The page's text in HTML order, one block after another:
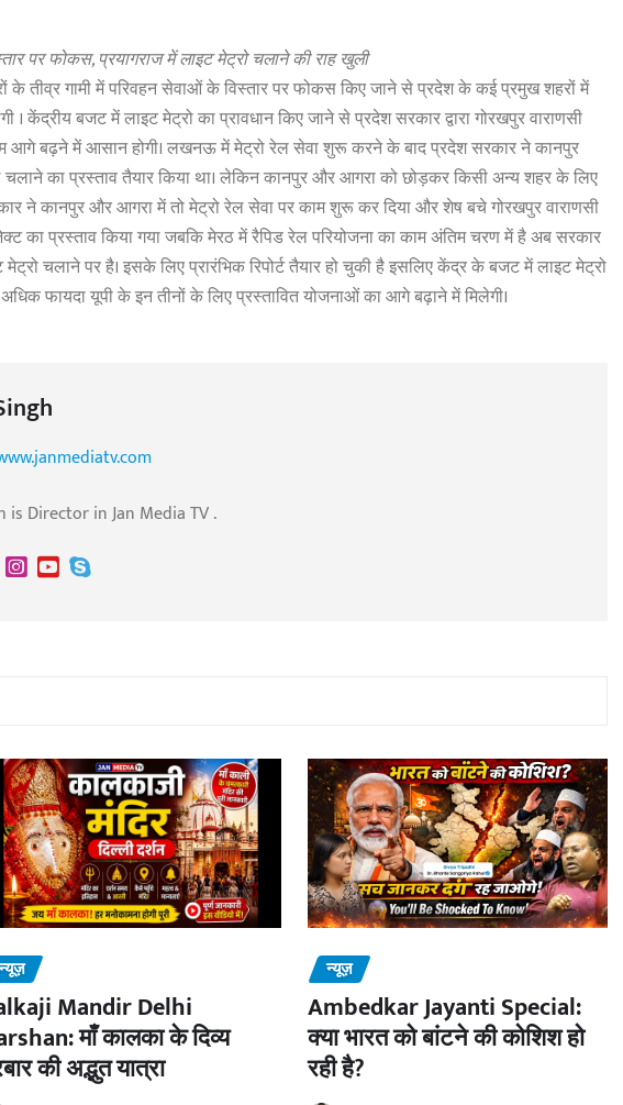
पर फोकस, प्रयागराज में लाइट मेट्रो चलाने की राह खुली
के तीव्र गामी में परिवहन सेवाओं के विस्तार पर फोकस किए जाने से प्रदेश के कई प्रमुख शहरों में
केंद्रीय बजट में लाइट मेट्रो का प्रावधान किए जाने से प्रदेश सरकार द्वारा गोरखपुर वाराणसी
आगे बढ़ने में आसान होगी। लखनऊ में मेट्रो रेल सेवा शुरू करने के बाद प्रदेश सरकार ने कानपुर
चलाने का प्रस्ताव तैयार किया था। लेकिन कानपुर और आगरा को छोड़कर किसी अन्य शहर के लिए
ने कानपुर और आगरा में तो मेट्रो रेल सेवा पर काम शुरू कर दिया और शेष बचे गोरखपुर वाराणसी
का प्रस्ताव किया गया जबकि मेरठ में रैपिड रेल परियोजना का काम अंतिम चरण में है अब सरकार
चलाने पर है। इसके लिए प्रारंभिक रिपोर्ट तैयार हो चुकी है इसलिए केंद्र के बजट में लाइट मेट्रो
फायदा यूपी के इन तीनों के लिए प्रस्तावित योजनाओं का आगे बढ़ाने में मिलेगी।
is Director in Jan Media TV .
न्यूज़
Mandir Delhi
माँ कालका के दिव्य
की अद्भुत यात्रा
न्यूज़
Ambedkar Jayanti Special:
क्या भारत को बांटने की कोशिश हो
रही है?